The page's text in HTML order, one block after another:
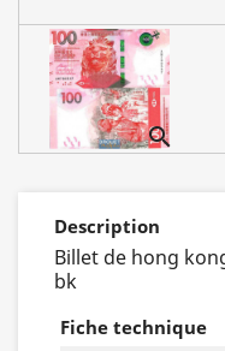

Description
Billet de hong
bk
Fiche technique